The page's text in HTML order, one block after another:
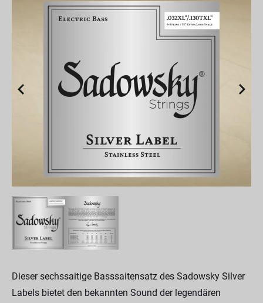
Dieser sechssaitige Basssaitensatz des Sadowsky Silver
Labels bietet den bekannten Sound der legendären